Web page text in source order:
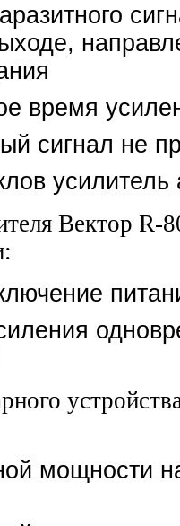
время
сигнал не
Вектор R-
мощности